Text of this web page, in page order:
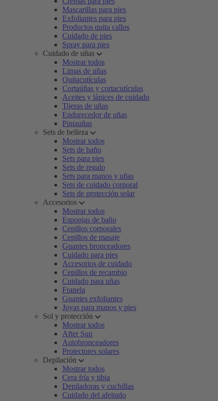
Mascarillas para pies
Exfoliantes para pies
Productos quita callos
Cuidado de pies
Spray para pies
Cuidado de uñas
Mostrar todos
Limas de uñas
Quitacutículas
Cortaúñas y cortacutículas
Aceites y lápices de cuidado
Tijeras de uñas
Endurecedor de uñas
Pintauñas
Sets de belleza
Mostrar todos
Sets de baño
Sets para pies
Sets de regalo
Sets para manos y uñas
Sets de cuidado corporal
Sets de protección solar
Accesorios
Mostrar todos
Esponjas de baño
Cepillos corporales
Cepillos de masaje
Guantes bronceadores
Cuidado para pies
Accesorios de cuidado
Cepillos de recambio
Cuidado para uñas
Franela
Guantes exfoliantes
Joyas para manos y pies
Sol y protección
Mostrar todos
After Sun
Autobronceadores
Protectores solares
Depilación
Mostrar todos
Cera fría y tibia
Depiladoras y cuchillas
Cuidado del afeitado